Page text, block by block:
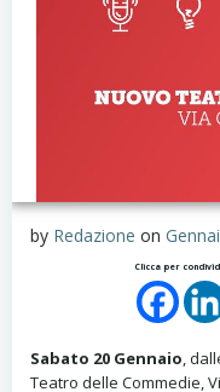
by Redazione on
Clicca per
Sabato 20 Gennaio,
Teatro delle Commedie,